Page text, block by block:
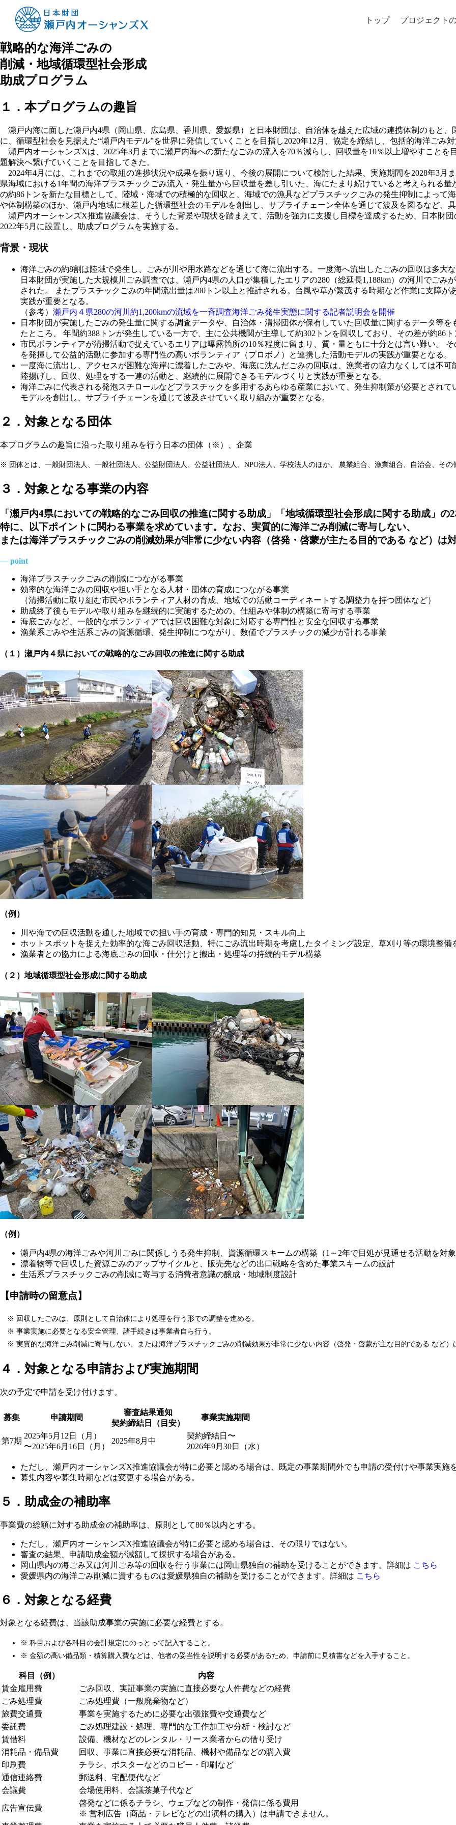
トップ プロジェクト
日本財団・瀬戸内オーシャンズX
瀬戸内海洋ごみ削減行動促進支援基金
戦略的な海洋ごみの
削減・地域循環型社会形成
助成プログラム
１．本プログラムの趣旨
瀬戸内海に面した瀬戸内4県（岡山県、広島県、香川県、愛媛県）と日本財団は、自治体を越えた広域の連携体制のもと
に、循環型社会を見据えた“瀬戸内モデル”を世界に発信していくことを目指し2020年12月、協定を締結し、包括的海洋ごみ
瀬戸内オーシャンズXは、2025年3月までに瀬戸内海への新たなごみの流入を70％減らし、回収量を10％以上増やすこと
題解決へ繋げていくことを目指してきた。
2024年4月には、これまでの取組の進捗状況や成果を振り返り、今後の展開について検討した結果、実施期間を2028年3月
県海域における1年間の海洋プラスチックごみ流入・発生量から回収量を差し引いた、海にたまり続けていると考えられる
の約86トンを新たな目標として、陸域・海域での積極的な回収と、海域での漁具などプラスチックごみの発生抑制によって
や体制構築のほか、瀬戸内地域に根差した循環型社会のモデルを創出し、サプライチェーン全体を通じて波及を図るなど、具
瀬戸内オーシャンズX推進協議会は、そうした背景や現状を踏まえて、活動を強力に支援し目標を達成するため、日本財
2022年5月に設置し、助成プログラムを実施する。
背景・現状
海洋ごみの約8割は陸域で発生し、ごみが川や用水路などを通じて海に流出する。一度海へ流出したごみの回収は多大
日本財団が実施した大規模川ごみ調査では、瀬戸内4県の人口が集積したエリアの280（総延長1,188km）の河川でごみ
された。 またプラスチックごみの年間流出量は200トン以上と推計される。台風や草が繁茂する時期など作業に支障
実践が重要となる。
（参考） 瀬戸内４県280の河川約1,200kmの流域を一斉調査海洋ごみ発生実態に関する記者説明会を開催
日本財団が実施したごみの発生量に関する調査データや、自治体・清掃団体が保有していた回収量に関するデータ等
たところ、 年間約388トンが発生している一方で、主に公共機関が主導して約302トンを回収しており、その差が約86ト
市民ボランティアが清掃活動で捉えているエリアは曝露箇所の10％程度に留まり、質・量ともに十分とは言い難い。
を発揮して公益的活動に参加する専門性の高いボランティア（プロボノ）と連携した活動モデルの実践が重要となる。
一度海に流出し、アクセスが困難な海岸に漂着したごみや、海底に沈んだごみの回収は、漁業者の協力なくしては不
陸揚げし、回収、処理をする一連の活動と、継続的に展開できるモデルづくりと実践が重要となる。
海洋ごみに代表される発泡スチロールなどプラスチックを多用するあらゆる産業において、発生抑制策が必要とされ
モデルを創出し、サプライチェーンを通じて波及させていく取り組みが重要となる。
２．対象となる団体
本プログラムの趣旨に沿った取り組みを行う日本の団体（※）、企業
※ 団体とは、一般財団法人、一般社団法人、公益財団法人、公益社団法人、NPO法人、学校法人のほか、 農業組合、漁業組合、自治会、そ
３．対象となる事業の内容
「瀬戸内4県においての戦略的なごみ回収の推進に関する助成」「地域循環型社会形成に関する助成」の2
特に、以下ポイントに関わる事業を求めています。なお、実質的に海洋ごみ削減に寄与しない、
または海洋プラスチックごみの削減効果が非常に少ない内容（啓発・啓蒙が主たる目的である など）は対
― point
海洋プラスチックごみの削減につながる事業
効率的な海洋ごみの回収や担い手となる人材・団体の育成につながる事業
（清掃活動に取り組む市民やボランティア人材の育成、地域での活動コーディネートする調整力を持つ団体など）
助成終了後もモデルや取り組みを継続的に実施するための、仕組みや体制の構築に寄与する事業
海底ごみなど、一般的なボランティアでは回収困難な対象に対応する専門性と安全な回収する事業
漁業系ごみや生活系ごみの資源循環、発生抑制につながり、数値でプラスチックの減少が計れる事業
（１）瀬戸内４県においての戦略的なごみ回収の推進に関する助成
（例）
川や海での回収活動を通した地域での担い手の育成・専門的知見・スキル向上
ホットスポットを捉えた効率的な海ごみ回収活動、特にごみ流出時期を考慮したタイミング設定、草刈り等の環境整備
漁業者との協力による海底ごみの回収・仕分けと搬出・処理等の持続的モデル構築
（２）地域循環型社会形成に関する助成
（例）
瀬戸内4県の海洋ごみや河川ごみに関係しうる発生抑制、資源循環スキームの構築（1～2年で目処が見通せる活動を対象
漂着物等で回収した資源ごみのアップサイクルと、販売先などの出口戦略を含めた事業スキームの設計
生活系プラスチックごみの削減に寄与する消費者意識の醸成・地域制度設計
【申請時の留意点】
※ 回収したごみは、原則として自治体により処理を行う形での調整を進める。
※ 事業実施に必要となる安全管理、諸手続きは事業者自ら行う。
※ 実質的な海洋ごみ削減に寄与しない、または海洋プラスチックごみの削減効果が非常に少ない内容（啓発・啓蒙が主な目的である など）
４．対象となる申請および実施期間
次の予定で申請を受け付けます。
募集 申請期間
審査結果通知
契約締結日（目安）
事業実施期間
第7期
2025年5月12日（月）
〜2025年6月16日（月）
2025年8月中
契約締結日〜
2026年9月30日（水）
ただし、瀬戸内オーシャンズX推進協議会が特に必要と認める場合は、既定の事業期間外でも申請の受付けや事業実施
募集内容や募集時期などは変更する場合がある。
５．助成金の補助率
事業費の総額に対する助成金の補助率は、原則として80％以内とする。
ただし、瀬戸内オーシャンズX推進協議会が特に必要と認める場合は、その限りではない。
審査の結果、申請助成金額が減額して採択する場合がある。
岡山県内の海ごみ又は河川ごみ等の回収を行う事業には岡山県独自の補助を受けることができます。詳細は こちら
愛媛県内の海洋ごみ削減に資するものは愛媛県独自の補助を受けることができます。詳細は こちら
６．対象となる経費
対象となる経費は、当該助成事業の実施に必要な経費とする。
※ 科目および各科目の会計規定にのっとって記入すること。
※ 金額の高い備品類・積算購入費などは、他者の妥当性を説明する必要があるため、申請前に見積書などを入手すること。
科目（例）
内容
賃金雇用費
ごみ回収、実証事業の実施に直接必要な人件費などの経費
ごみ処理費
ごみ処理費（一般廃棄物など）
旅費交通費
事業を実施するために必要な出張旅費や交通費など
委託費
ごみ処理建設・処理、専門的な工作加工や分析・検討など
賃借料
設備、機材などのレンタル・リース業者からの借り受け
消耗品・備品費
回収、事業に直接必要な消耗品、機材や備品などの購入費
印刷費
チラシ、ポスターなどのコピー・印刷など
通信連絡費
郵送料、宅配便代など
会議費
会場使用料、会議茶菓子代など
広告宣伝費
啓発などに係るチラシ、ウェブなどの制作・発信に係る費用
※ 営利広告（商品・テレビなどの出演料の購入）は申請できません。